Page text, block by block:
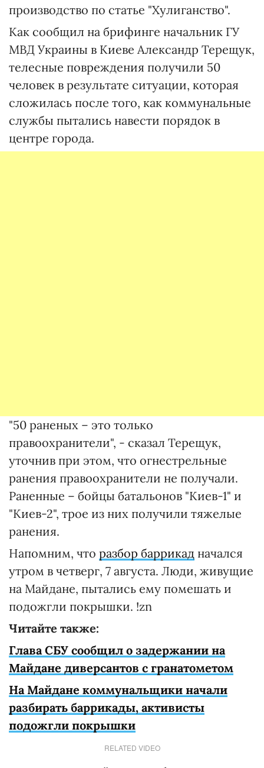
производство по статье "Хулиганство".
Как сообщил на брифинге начальник ГУ
МВД Украины в Киеве Александр Терещук,
телесные повреждения получили 50
человек в результате ситуации, которая
сложилась после того, как коммунальные
службы пытались навести порядок в
центре города.
"50 раненых – это только
правоохранители", - сказал Терещук,
уточнив при этом, что огнестрельные
ранения правоохранители не получали.
Раненные – бойцы батальонов "Киев-1" и
"Киев-2", трое из них получили тяжелые
ранения.
Напомним, что разбор баррикад начался
утром в четверг, 7 августа. Люди, живущие
на Майдане, пытались ему помешать и
подожгли покрышки. !zn
Читайте также:
Глава СБУ сообщил о задержании на
Майдане диверсантов с гранатометом
На Майдане коммунальщики начали
разбирать баррикады, активисты
подожгли покрышки
RELATED VIDEO